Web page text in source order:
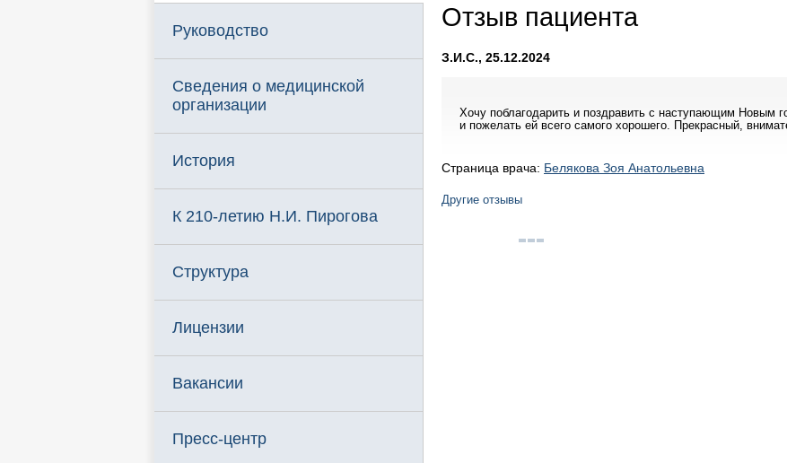
Руководство
Сведения о медицинской
организации
История
К 210-летию Н.И. Пирогова
Структура
Лицензии
Вакансии
Пресс-центр
Отзыв пациента
З.И.С., 25.12.2024
Хочу поблагодарить и поздравить с наступающим Новым
и пожелать ей всего самого хорошего. Прекрасный,
Страница врача: Белякова Зоя Анатольевна
Другие отзывы